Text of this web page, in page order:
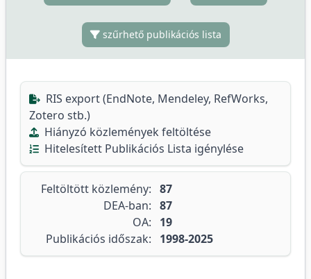
szűrhető publikációs lista
RIS export (EndNote, Mendeley, RefWorks,
Zotero stb.)
Hiányzó közlemények feltöltése
Hitelesített Publikációs Lista igénylése
Feltöltött közlemény: 87
DEA-ban: 87
OA:
19
Publikációs időszak:
1998-2025